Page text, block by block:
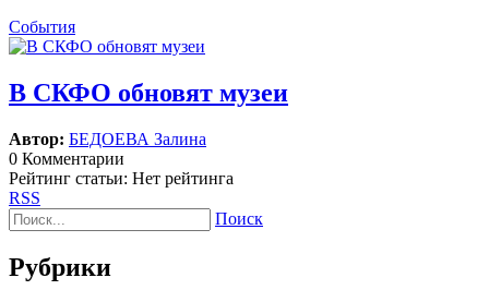
События
В СКФО обновят музеи
Автор: БЕДОЕВА Залина
0 Комментарии
Рейтинг статьи: Нет рейтинга
RSS
Поиск
Рубрики